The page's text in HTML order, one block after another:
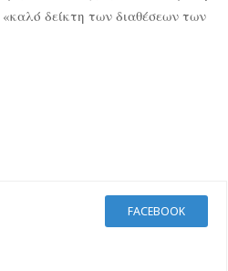
δείκτη των διαθέσεων των
FACEBOOK